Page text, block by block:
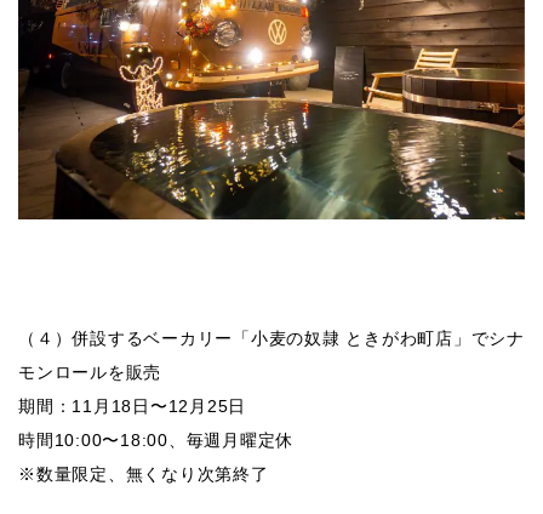
（４）併設するベーカリー「小麦の奴隷 ときがわ町店」でシナ
モンロールを販売
期間：11月18日〜12月25日
時間10:00〜18:00、毎週月曜定休
※数量限定、無くなり次第終了